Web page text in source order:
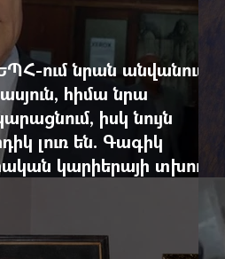
ում նրան անվանում
հիմա նրա
իսկ նույն
լուռ են. Գագիկ
կարիերայի տխուր